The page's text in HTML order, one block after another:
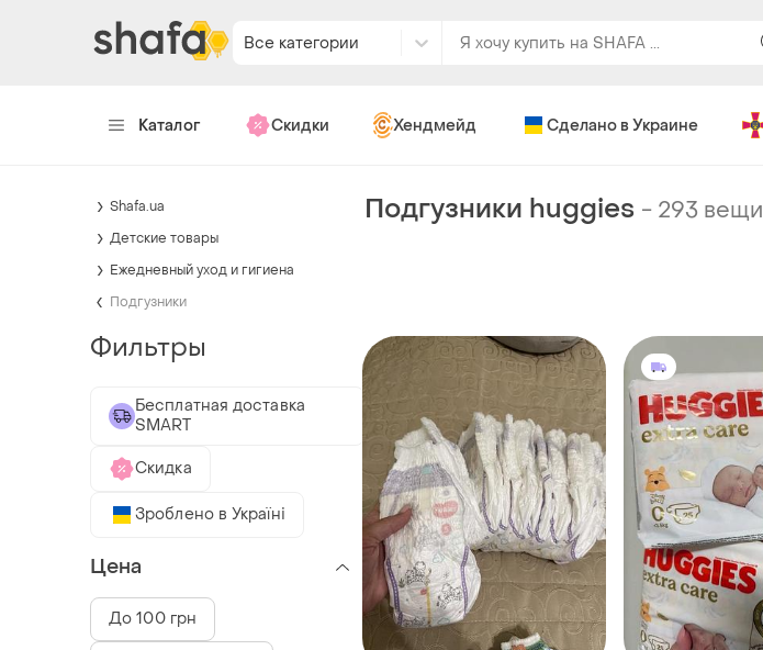
Все категории
Каталог Скидки Хендмейд Сделано в Украине
Подгузники huggies - 293 вещи
Shafa.ua
Детские товары
Ежедневный уход и гигиена
Подгузники
Фильтры
Бесплатная доставка
SMART
Скидка
Зроблено в Україні
Цена
До 100 грн